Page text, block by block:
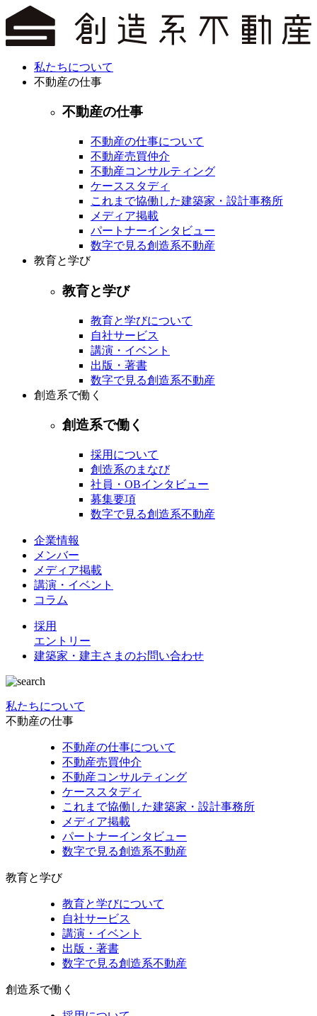
私たちについて
不動産の仕事
不動産の仕事
不動産の仕事について
不動産売買仲介
不動産コンサルティング
ケーススタディ
これまで協働した建築家・設計事務所
メディア掲載
パートナーインタビュー
数字で見る創造系不動産
教育と学び
教育と学び
教育と学びについて
自社サービス
講演・イベント
出版・著書
数字で見る創造系不動産
創造系で働く
創造系で働く
採用について
創造系のまなび
社員・OBインタビュー
募集要項
数字で見る創造系不動産
企業情報
メンバー
メディア掲載
講演・イベント
コラム
採用
エントリー
建築家・建主さまのお問い合わせ
私たちについて
不動産の仕事
不動産の仕事について
不動産売買仲介
不動産コンサルティング
ケーススタディ
これまで協働した建築家・設計事務所
メディア掲載
パートナーインタビュー
数字で見る創造系不動産
教育と学び
教育と学びについて
自社サービス
講演・イベント
出版・著書
数字で見る創造系不動産
創造系で働く